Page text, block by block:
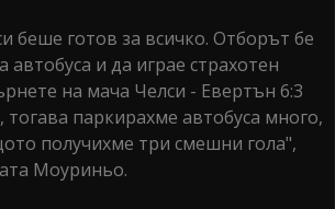
беше готов за всичко. Отборът бе
автобуса и да играе страхотен
на мача Челси - Евертън 6:3
тогава паркирахме автобуса много,
получихме три смешни гола",
Моуриньо.